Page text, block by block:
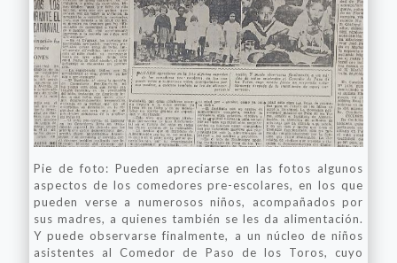
Pie de foto: Pueden apreciarse en las fotos algunos
aspectos de los comedores pre-escolares, en los que
pueden verse a numerosos niños, acompañados por
sus madres, a quienes también se les da alimentación.
Y puede observarse finalmente, a un núcleo de niños
asistentes al Comedor de Paso de los Toros, cuyo